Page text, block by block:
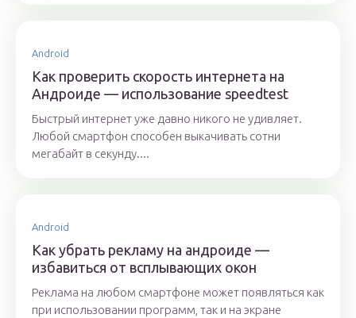
Android
Как проверить скорость интернета на
Андроиде — использование speedtest
Быстрый интернет уже давно никого не удивляет.
Любой смартфон способен выкачивать сотни
мегабайт в секунду....
Android
Как убрать рекламу на андроиде —
избавиться от всплывающих окон
Реклама на любом смартфоне может появляться как
при использовании программ, так и на экране